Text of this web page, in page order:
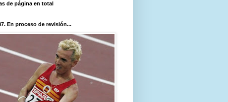
de página en total
En proceso de revisión...